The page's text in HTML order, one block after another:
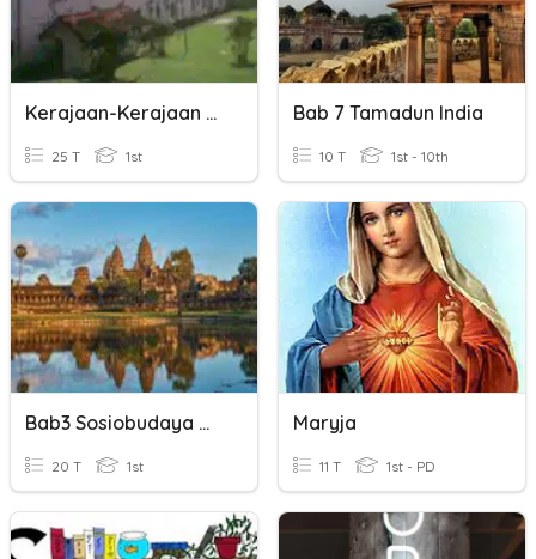
Kerajaan-Kerajaan Hindu Budha Di Indonesia
25 T 1st
Bab 7 Tamadun India
10 T 1st - 10th
Bab3 Sosiobudaya Masyarakat Kerajaan Alam Melayu
20 T 1st
Maryja
11 T 1st - PD